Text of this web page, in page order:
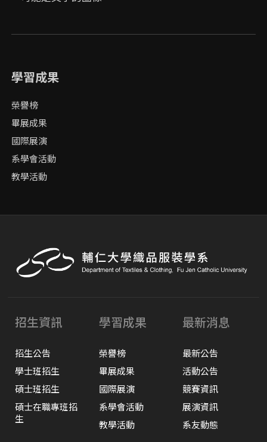
學習成果
榮譽榜
畢展成果
國際展演
系學會活動
教學活動
招生資訊
招生公告
學士班招生
碩士班招生
碩士在職專班招
生
學習成果
榮譽榜
畢展成果
國際展演
系學會活動
教學活動
最新消息
最新公告
活動公告
競賽資訊
展演資訊
系友動態